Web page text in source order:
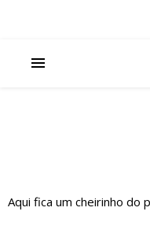
Aqui fica um cheirinho do